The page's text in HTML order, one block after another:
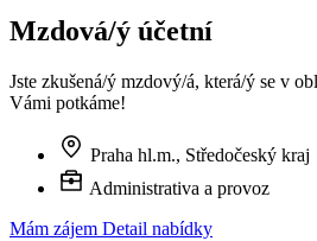
Mzdová/ý účetní
Jste zkušená/ý mzdový/á, která/ý se v
Vámi potkáme!
Praha hl.m., Středočeský kraj
Administrativa a provoz
Mám zájem Detail nabídky